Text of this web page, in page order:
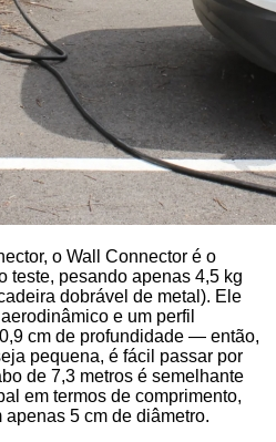
o Wall Connector é o
teste, pesando apenas 4,5 kg
dobrável de metal). Ele
e um perfil
cm de profundidade — então,
pequena, é fácil passar por
de 7,3 metros é semelhante
em termos de comprimento,
5 cm de diâmetro.